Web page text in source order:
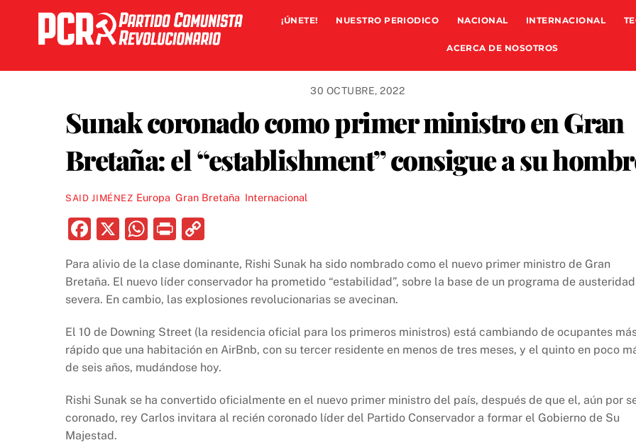
content
¡ÚNETE! NUESTRO PERIODICO NACIONAL INTERNACIONAL
ACERCA DE NOSOTROS
30 OCTUBRE, 2022
Sunak coronado como primer ministro en Gran
Bretaña: el “establishment” consigue a su
SAID JIMÉNEZ Europa Gran Bretaña Internacional
F
c
e
o
o
X
W
at
s
p
p
P
nt p
y
n
k
Para alivio de la clase dominante, Rishi Sunak ha sido nombrado como el nuevo primer ministro de Gran
Bretaña. El nuevo líder conservador ha prometido “estabilidad”, sobre la base de un programa de austeridad
severa. En cambio, las explosiones revolucionarias se avecinan.
El 10 de Downing Street (la residencia oficial para los primeros ministros) está cambiando de ocupantes
rápido que una habitación en AirBnb, con su tercer residente en menos de tres meses, y el quinto en poco
de seis años, mudándose hoy.
Rishi Sunak se ha convertido oficialmente en el nuevo primer ministro del país, después de que el, aún por
coronado, rey Carlos invitara al recién coronado líder del Partido Conservador a formar el Gobierno de Su
Majestad.